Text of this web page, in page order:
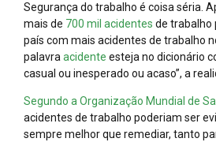
Segurança do trabalho é coisa séria.
mais de 700 mil acidentes de trabalho
país com mais acidentes de trabalho
palavra acidente esteja no dicionário
casual ou inesperado ou acaso”, a
Segundo a Organização Mundial de
acidentes de trabalho poderiam ser
sempre melhor que remediar, tanto